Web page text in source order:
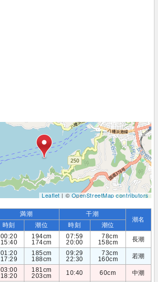
Leaflet| ©OpenStreetMap contributors
満潮 干潮
潮名
時刻 潮位 時刻
潮位
00:20
15:40
194cm
174cm
07:59
20:00
78cm
158cm
長潮
01:20
17:29
185cm
188cm
09:29
22:30
73cm
160cm
若潮
03:00
18:20
181cm
203cm
10:40 60cm 中潮